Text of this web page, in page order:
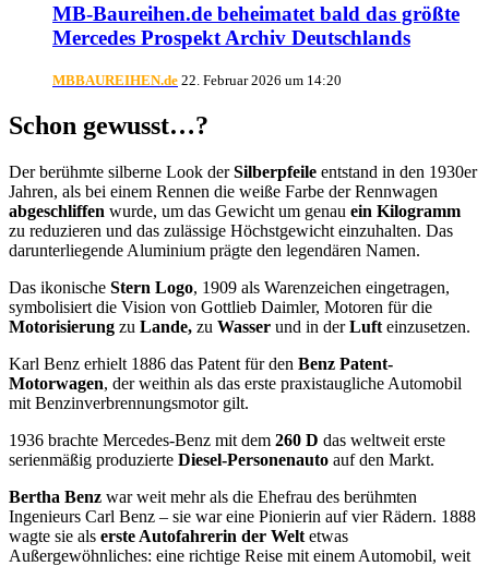
MB-Baureihen.de beheimatet bald das größte
Mercedes Prospekt Archiv Deutschlands
MBBAUREIHEN.de 22. Februar 2026 um 14:20
Schon gewusst…?
Der berühmte silberne Look derSilberpfeile entstand in den 1930er
Jahren, als bei einem Rennen die weiße Farbe der Rennwagen
abgeschliffen wurde, um das Gewicht um genau ein Kilogramm
zu reduzieren und das zulässige Höchstgewicht einzuhalten. Das
darunterliegende Aluminium prägte den legendären Namen.
Das ikonische Stern Logo, 1909 als Warenzeichen eingetragen,
symbolisiert die Vision von Gottlieb Daimler, Motoren für die
Motorisierung zu Lande, zu Wasser und in derLuft einzusetzen.
Karl Benz erhielt 1886 das Patent für den Benz Patent-
Motorwagen, der weithin als das erste praxistaugliche Automobil
mit Benzinverbrennungsmotor gilt.
1936 brachte Mercedes-Benz mit dem 260 D das weltweit erste
serienmäßig produzierte Diesel-Personenauto auf den Markt.
Bertha Benz war weit mehr als die Ehefrau des berühmten
Ingenieurs Carl Benz – sie war eine Pionierin auf vier Rädern. 1888
wagte sie als erste Autofahrerin der Welt etwas
Außergewöhnliches: eine richtige Reise mit einem Automobil, weit